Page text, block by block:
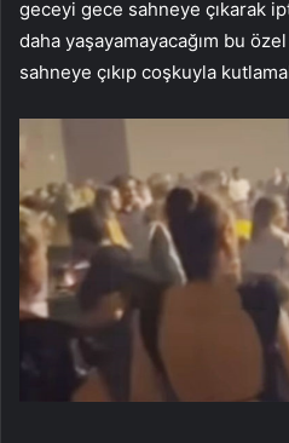
geceyi gece sahneye çıkarak
daha yaşayamayacağım bu
sahneye çıkıp coşkuyla